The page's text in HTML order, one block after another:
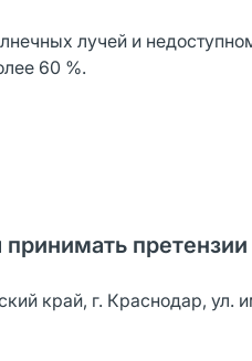
лучей и
60 %.
претензии
край, г. Краснодар, ул.